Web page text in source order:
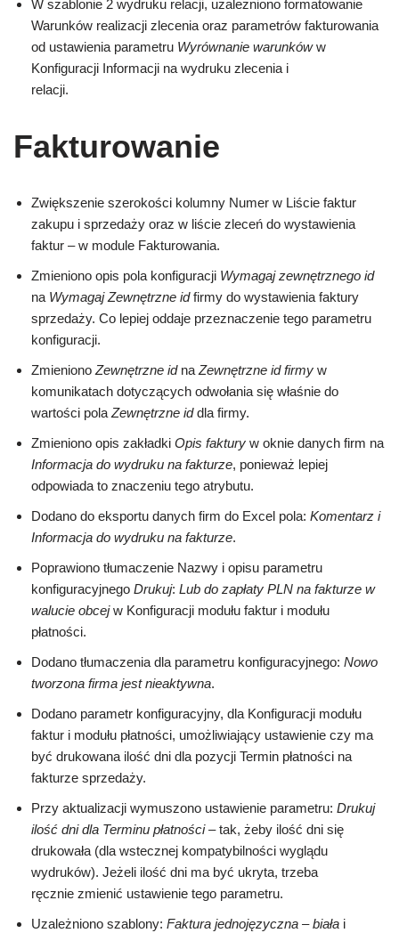
W szablonie 2 wydruku relacji, uzależniono formatowanie
Warunków realizacji zlecenia oraz parametrów fakturowania
od ustawienia parametru Wyrównanie warunkóww
Konfiguracji Informacji na wydruku zlecenia i
relacji.
Fakturowanie
Zwiększenie szerokości kolumny Numer w Liście faktur
zakupu i sprzedaży oraz w liście zleceń do wystawienia
faktur – w module Fakturowania.
Zmieniono opis pola konfiguracji Wymagaj zewnętrznego id
na Wymagaj Zewnętrzne idfirmy do wystawienia faktury
sprzedaży. Co lepiej oddaje przeznaczenie tego parametru
konfiguracji.
ZmienionoZewnętrzne idnaZewnętrzne id firmy w
komunikatach dotyczących odwołania się właśnie do
wartości polaZewnętrzne iddla firmy.
Zmieniono opis zakładki Opis faktury w oknie danych firm na
Informacja do wydruku na fakturze, ponieważ lepiej
odpowiada to znaczeniu tego atrybutu.
Dodano do eksportu danych firm do Excel pola: Komentarz i
Informacja do wydruku na fakturze.
Poprawiono tłumaczenie Nazwy i opisu parametru
konfiguracyjnego Drukuj: Lub do zapłaty PLN na fakturze w
walucie obcejw Konfiguracji modułu faktur i modułu
płatności.
Dodano tłumaczenia dla parametru konfiguracyjnego: Nowo
tworzona firma jest nieaktywna.
Dodano parametr konfiguracyjny, dla Konfiguracji modułu
faktur i modułu płatności, umożliwiający ustawienie czy ma
być drukowana ilość dni dla pozycji Termin płatności na
fakturze sprzedaży.
Przy aktualizacji wymuszono ustawienie parametru: Drukuj
ilość dni dla Terminu płatności– tak, żeby ilość dni się
drukowała (dla wstecznej kompatybilności wyglądu
wydruków). Jeżeli ilość dni ma być ukryta, trzeba
ręcznie zmienić ustawienie tego parametru.
Uzależniono szablony: Faktura jednojęzyczna – biała i